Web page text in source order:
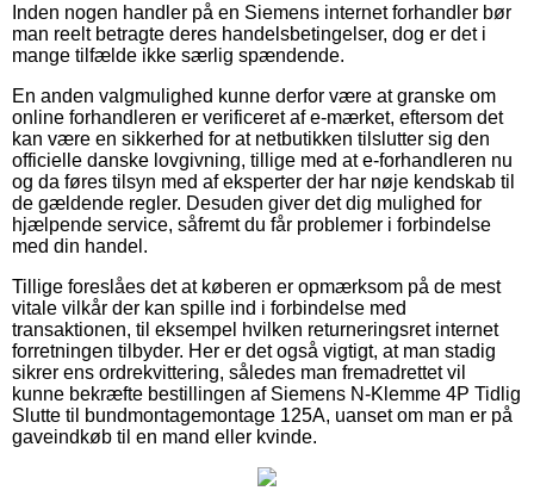
Inden nogen handler på en Siemens internet forhandler bør
man reelt betragte deres handelsbetingelser, dog er det i
mange tilfælde ikke særlig spændende.
En anden valgmulighed kunne derfor være at granske om
online forhandleren er verificeret af e-mærket, eftersom det
kan være en sikkerhed for at netbutikken tilslutter sig den
officielle danske lovgivning, tillige med at e-forhandleren nu
og da føres tilsyn med af eksperter der har nøje kendskab til
de gældende regler. Desuden giver det dig mulighed for
hjælpende service, såfremt du får problemer i forbindelse
med din handel.
Tillige foreslåes det at køberen er opmærksom på de mest
vitale vilkår der kan spille ind i forbindelse med
transaktionen, til eksempel hvilken returneringsret internet
forretningen tilbyder. Her er det også vigtigt, at man stadig
sikrer ens ordrekvittering, således man fremadrettet vil
kunne bekræfte bestillingen af Siemens N-Klemme 4P Tidlig
Slutte til bundmontagemontage 125A, uanset om man er på
gaveindkøb til en mand eller kvinde.